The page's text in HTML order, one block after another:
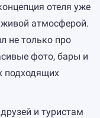
отеля уже
атмосферой.
не только про
фото, бары и
подходящих
и туристам